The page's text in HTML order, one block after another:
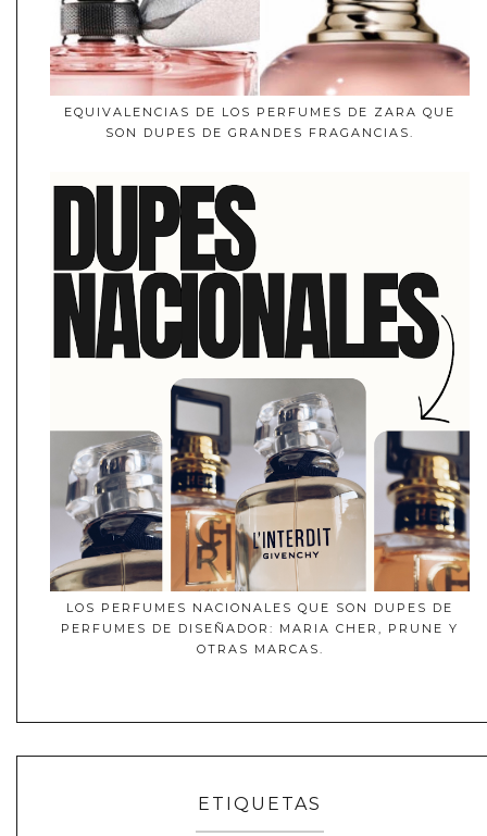
EQUIVALENCIAS DE LOS PERFUMES DE ZARA QUE
SON DUPES DE GRANDES FRAGANCIAS.
LOS PERFUMES NACIONALES QUE SON DUPES DE
PERFUMES DE DISEÑADOR: MARIA CHER, PRUNE Y
OTRAS MARCAS.
ETIQUETAS